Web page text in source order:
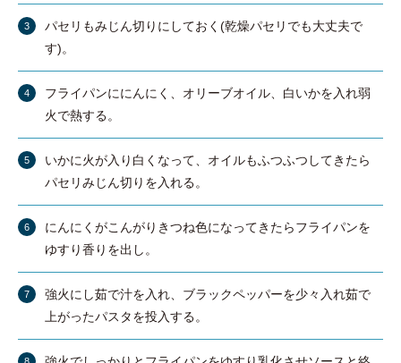
パセリもみじん切りにしておく(乾燥パセリでも大丈夫で
す)。
フライパンににんにく、オリーブオイル、白いかを入れ弱
火で熱する。
いかに火が入り白くなって、オイルもふつふつしてきたら
パセリみじん切りを入れる。
にんにくがこんがりきつね色になってきたらフライパンを
ゆすり香りを出し。
強火にし茹で汁を入れ、ブラックペッパーを少々入れ茹で
上がったパスタを投入する。